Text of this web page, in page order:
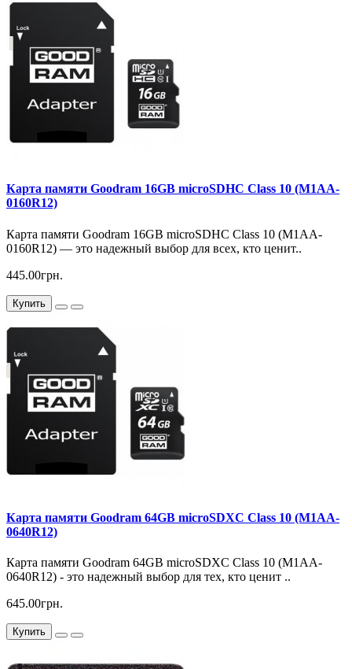
Карта памяти Goodram 16GB microSDHC Class 10 (M1AA-
0160R12)
Карта памяти Goodram 16GB microSDHC Class 10 (M1AA-
0160R12) — это надежный выбор для всех, кто ценит..
445.00грн.
Купить
Карта памяти Goodram 64GB microSDXC Class 10 (M1AA-
0640R12)
Карта памяти Goodram 64GB microSDXC Class 10 (M1AA-
0640R12) - это надежный выбор для тех, кто ценит ..
645.00грн.
Купить